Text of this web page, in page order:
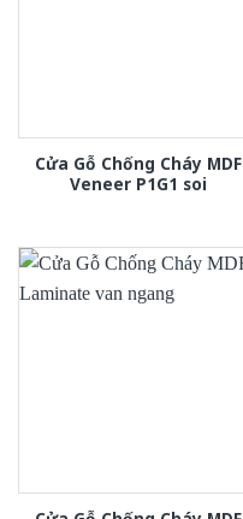
Cửa Gỗ Chống Cháy MDF
Veneer P1G1 soi